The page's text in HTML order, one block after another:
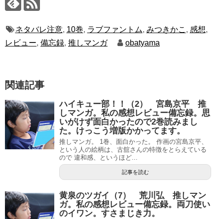
ネタバレ注意, 10巻, ラブファントム, みつきかこ , 感想,
レビュー, 備忘録, 推しマンガ obatyama
関連記事
ハイキュー部！！（2） 宮島京平 推
しマンガ。私の感想レビュー備忘録。思
いがけず面白かったので2巻読みまし
た。けっこう増版かかってます。
推しマンガ。 1巻、面白かった。 作画の宮島京平、
という人の絵柄は、古舘さんの特徴をとらえている
ので 違和感、というほど...
記事を読む
黄泉のツガイ（7） 荒川弘 推しマン
ガ。私の感想レビュー備忘録。両刀使い
のイワン。すさまじき力。